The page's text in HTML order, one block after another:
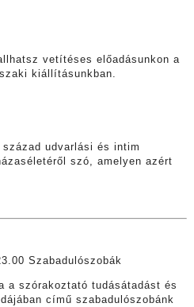
vetítéses előadásunkon a
kiállításunkban.
udvarlási és intim
szó, amelyen azért
Szabadulószobák
a szórakoztató tudásátadást és
című szabadulószobánk